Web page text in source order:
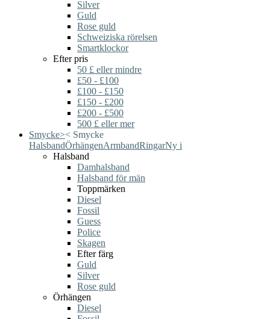
Silver
Guld
Rose guld
Schweiziska rörelsen
Smartklockor
Efter pris
50 £ eller mindre
£50 - £100
£100 - £150
£150 - £200
£200 - £500
500 £ eller mer
Smycke>< Smycke
HalsbandÖrhängenArmbandRingarNy i
Halsband
Damhalsband
Halsband för män
Toppmärken
Diesel
Fossil
Guess
Police
Skagen
Efter färg
Guld
Silver
Rose guld
Örhängen
Diesel